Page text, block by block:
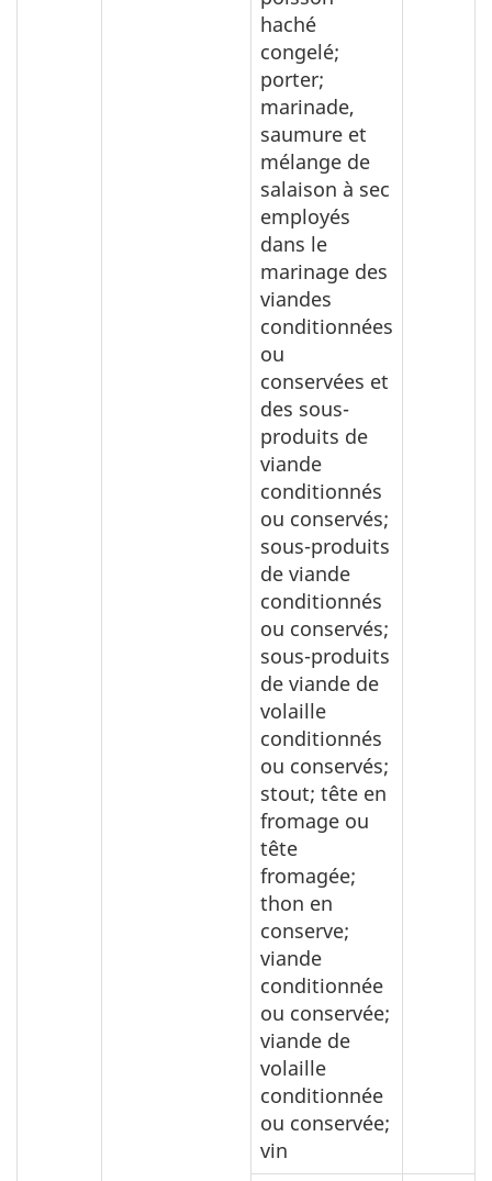
haché
congelé;
porter;
marinade,
saumure et
mélange de
salaison à sec
employés
dans le
marinage des
viandes
conditionnées
ou
conservées et
des sous-
produits de
viande
conditionnés
ou conservés;
sous-produits
de viande
conditionnés
ou conservés;
sous-produits
de viande de
volaille
conditionnés
ou conservés;
stout; tête en
fromage ou
tête
fromagée;
thon en
conserve;
viande
conditionnée
ou conservée;
viande de
volaille
conditionnée
ou conservée;
vin